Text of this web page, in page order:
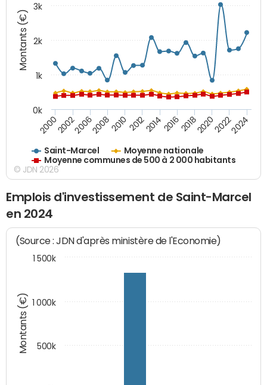
Montants (€)
Saint-Marcel
Moyenne nationale
Moyenne communes de 500 à 2 000 habitants
20002002200620082010 2012201420162018202020222024
0k
1k
2k
3k
© JDN 2026
Emplois d'investissement de Saint-Marcel
en 2024
Montants (€)
(Source : JDN d'après ministère de l'Economie)
500k
1 000k
1 500k